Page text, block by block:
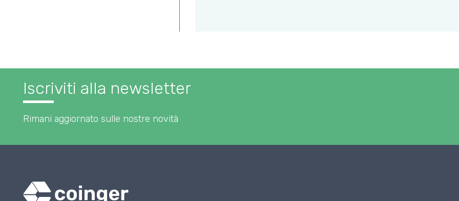
Iscriviti alla newsletter
Rimani aggiornato sulle nostre novità